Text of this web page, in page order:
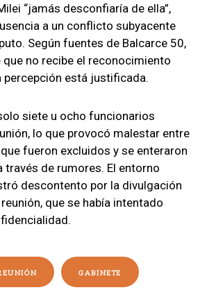
“jamás desconfiaría de ella”,
a un conflicto subyacente
Según fuentes de Balcarce 50,
no recibe el reconocimiento
percepción está justificada.
siete u ocho funcionarios
lo que provocó malestar entre
fueron excluidos y se enteraron
través de rumores. El entorno
descontento por la divulgación
que se había intentado
GABINETE